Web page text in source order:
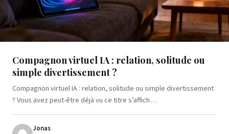
Compagnon virtuel IA : relation, solitude ou
simple divertissement ?
Compagnon virtuel IA : relation, solitude ou simple divertissement
? Vous avez peut-être déjà vu ce titre s’affich…
Jonas